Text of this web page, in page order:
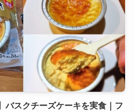
バスクチーズケーキを実食｜フ